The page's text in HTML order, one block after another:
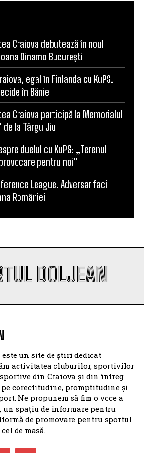
Craiova debutează în noul
Dinamo București
egal în Finlanda cu KuPS.
în Bănie
Craiova participă la Memorialul
de la Târgu Jiu
duelul cu KuPS: „Terenul
pentru noi”
League. Adversar facil
României
DOLJEAN
un site de știri dedicat
activitatea cluburilor, sportivilor
din Craiova și din întreg
pe corectitudine, promptitudine și
Ne propunem să fim o voce a
spațiu de informare pentru
de promovare pentru sportul
de masă.